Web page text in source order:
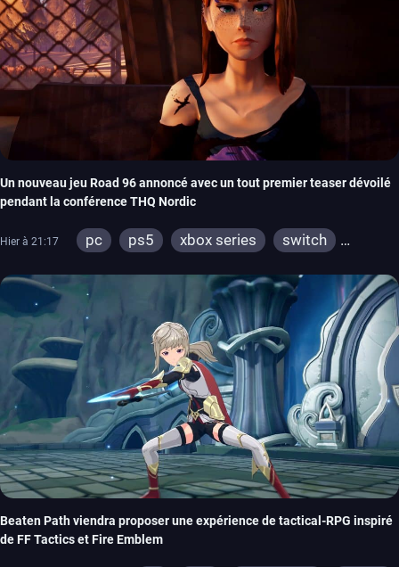
Un nouveau jeu Road 96 annoncé avec un tout premier teaser dévoilé
pendant la conférence THQ Nordic
Hier à 21:17 pc ps5 xbox series
switch
Beaten Path viendra proposer une expérience de tactical-RPG inspiré
de FF Tactics et Fire Emblem